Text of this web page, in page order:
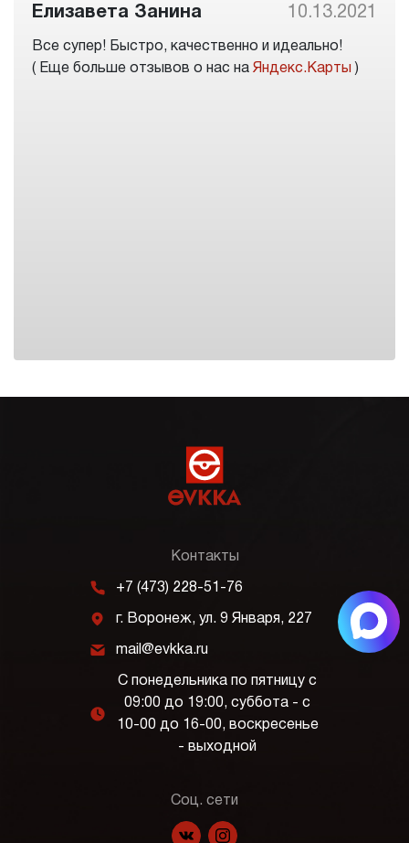
Елизавета Занина 10.13.2021
Все супер! Быстро, качественно и идеально!
( Еще больше отзывов о нас на Яндекс.Карты )
Контакты
m +7 (473) 228-51-76
j г. Воронеж, ул. 9 Января, 227
k mail@evkka.ru
l
С понедельника по пятницу с
09:00 до 19:00, суббота - с
10-00 до 16-00, воскресенье
- выходной
Соц. сети
f p